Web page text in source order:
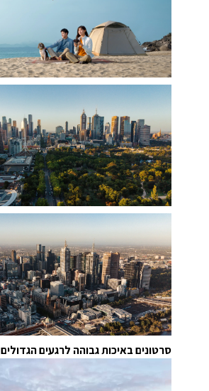
סרטונים באיכות גבוהה לרגעים הגדולים